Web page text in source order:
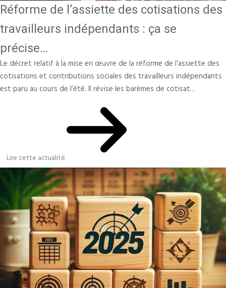
Réforme de l’assiette des cotisations des
travailleurs indépendants : ça se
précise…
Le décret relatif à la mise en œuvre de la réforme de l’assiette des
cotisations et contributions sociales des travailleurs indépendants
est paru au cours de l’été. Il révise les barèmes de cotisat...
Lire cette actualité